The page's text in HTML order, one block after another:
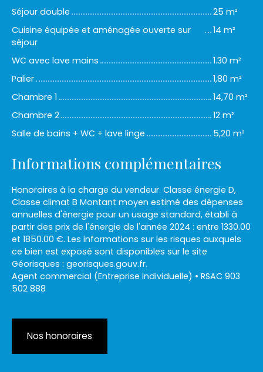
Séjour double
25 m²
Cuisine équipée et aménagée ouverte sur
séjour
14 m²
WC avec lave mains
1.30 m²
Palier
1,80 m²
Chambre 1
14,70 m²
Chambre 2
12 m²
Salle de bains + WC + lave linge
5,20 m²
Informations complémentaires
Honoraires à la charge du vendeur. Classe énergie D,
Classe climat B Montant moyen estimé des dépenses
annuelles d'énergie pour un usage standard, établi à
partir des prix de l'énergie de l'année 2024 : entre 1330.00
et 1850.00 €. Les informations sur les risques auxquels
ce bien est exposé sont disponibles sur le site
Géorisques : georisques.gouv.fr.
Agent commercial (Entreprise individuelle) • RSAC 903
502 888
Nos honoraires